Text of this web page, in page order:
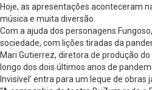
Hoje, as apresentações aconteceram
música e muita diversão.
Com a ajuda dos personagens
sociedade, com lições tiradas da
Mari Gutierrez, diretora de produção
longo dos dois últimos anos de
Invisível’ entra para um leque de